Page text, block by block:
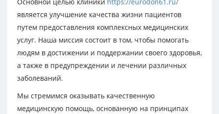
является улучшение качества жизни пациентов
путем предоставления комплексных медицинских
услуг. Наша миссия состоит в том, чтобы помогать
людям в достижении и поддержании своего здоровья,
а также в предупреждении и лечении различных
заболеваний.
Мы стремимся оказывать качественную
медицинскую помощь, основанную на принципах